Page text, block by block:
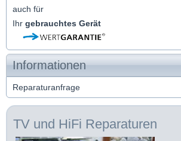
auch für
Ihrgebrauchtes Gerät
Informationen
Reparaturanfrage
TV und HiFi Reparaturen